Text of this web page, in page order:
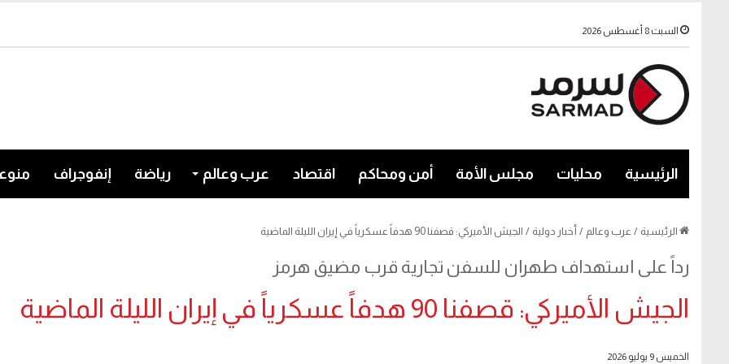
السبت 8 أغسطس 2026
الرئيسية محليات مجلس الأمة أمن ومحاكم اقتصاد عرب وعالم رياضة إنفوجراف
الرئيسية / عرب وعالم / أخبار دولية / الجيش الأميركي: قصفنا 90 هدفاً عسكرياً في إيران الليلة الماضية
الجيش الأميركي: قصفنا 90 هدفاً عسكرياً في إيران الليلة الماضية
رداً على استهداف طهران للسفن تجارية قرب مضيق هرمز
الخميس 9 يوليو 2026